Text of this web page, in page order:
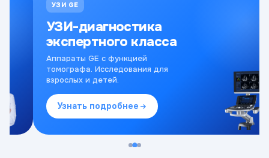
УЗИ GE
УЗИ-диагностика
экспертного класса
Аппараты GE с функцией
томографа. Исследования для
взрослых и детей.
Узнать подробнее